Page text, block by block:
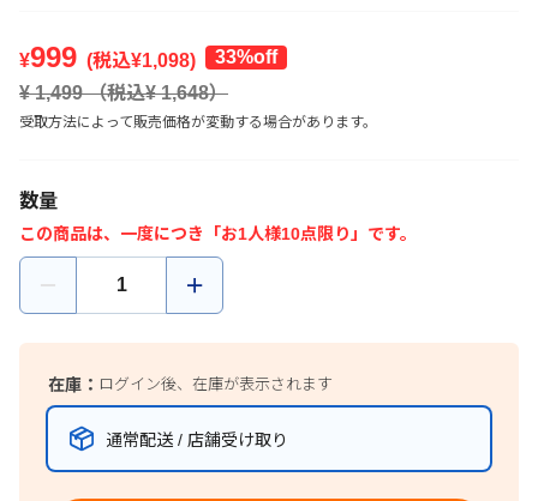
¥999 (税込¥1,098)
33%off
¥ 1,499（税込¥1,648）
受取方法によって販売価格が変動する場合があります。
数量
この商品は、一度につき「お1人様10点限り」です。
在庫： ログイン後、在庫が表示されます
通常配送 / 店舗受け取り